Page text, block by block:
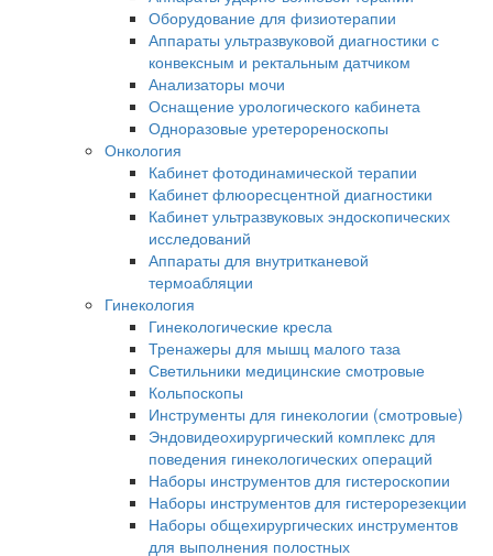
Оборудование для физиотерапии
Аппараты ультразвуковой диагностики с
конвексным и ректальным датчиком
Анализаторы мочи
Оснащение урологического кабинета
Одноразовые уретерореноскопы
Онкология
Кабинет фотодинамической терапии
Кабинет флюоресцентной диагностики
Кабинет ультразвуковых эндоскопических
исследований
Аппараты для внутритканевой
термоабляции
Гинекология
Гинекологические кресла
Тренажеры для мышц малого таза
Светильники медицинские смотровые
Кольпоскопы
Инструменты для гинекологии (смотровые)
Эндовидеохирургический комплекс для
поведения гинекологических операций
Наборы инструментов для гистероскопии
Наборы инструментов для гистерорезекции
Наборы общехирургических инструментов
для выполнения полостных